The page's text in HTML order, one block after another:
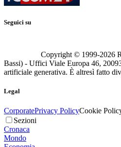
Seguici su
Copyright © 1999-2026
Bassi) - Uffici Viale Europa 46,
artificiale generativa. È altresì fatto
Legal
CorporatePrivacy PolicyCookie
Sezioni
Cronaca
Mondo